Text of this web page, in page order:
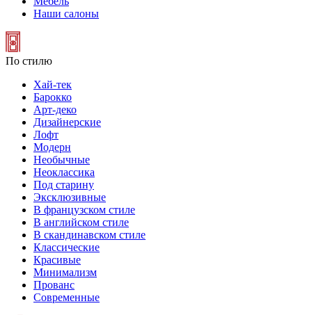
Наши салоны
По стилю
Хай-тек
Барокко
Арт-деко
Дизайнерские
Лофт
Модерн
Необычные
Неоклассика
Под старину
Эксклюзивные
В французском стиле
В английском стиле
В скандинавском стиле
Классические
Красивые
Минимализм
Прованс
Современные